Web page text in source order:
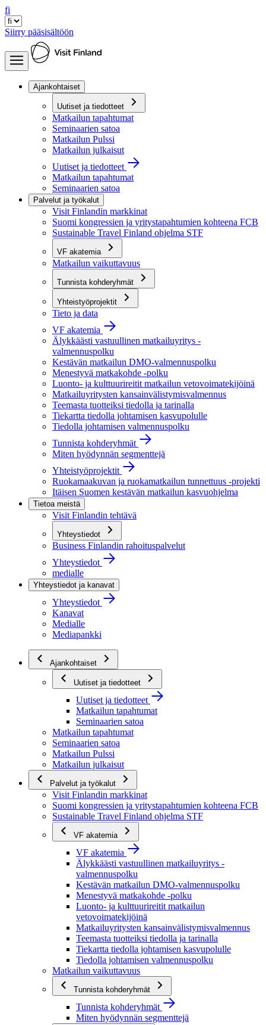
fi
Siirry pääsisältöön
Ajankohtaiset
Uutiset ja tiedotteet
Matkailun tapahtumat
Seminaarien satoa
Matkailun Pulssi
Matkailun julkaisut
Uutiset ja tiedotteet
Matkailun tapahtumat
Seminaarien satoa
Palvelut ja työkalut
Visit Finlandin markkinat
Suomi kongressien ja yritystapahtumien kohteena FCB
Sustainable Travel Finland ohjelma STF
VF akatemia
Matkailun vaikuttavuus
Tunnista kohderyhmät
Yhteistyöprojektit
Tieto ja data
VF akatemia
Älykkäästi vastuullinen matkailuyritys -
valmennuspolku
Kestävän matkailun DMO-valmennuspolku
Menestyvä matkakohde -polku
Luonto- ja kulttuurireitit matkailun vetovoimatekijöinä
Matkailuyritysten kansainvälistymisvalmennus
Teemasta tuotteiksi tiedolla ja tarinalla
Tiekartta tiedolla johtamisen kasvupolulle
Tiedolla johtamisen valmennuspolku
Tunnista kohderyhmät
Miten hyödynnän segmenttejä
Yhteistyöprojektit
Ruokamaakuvan ja ruokamatkailun tunnettuus -projekti
Itäisen Suomen kestävän matkailun kasvuohjelma
Tietoa meistä
Visit Finlandin tehtävä
Yhteystiedot
Business Finlandin rahoituspalvelut
Yhteystiedot
medialle
Yhteystiedot ja kanavat
Yhteystiedot
Kanavat
Medialle
Mediapankki
Ajankohtaiset
Uutiset ja tiedotteet
Uutiset ja tiedotteet
Matkailun tapahtumat
Seminaarien satoa
Matkailun tapahtumat
Seminaarien satoa
Matkailun Pulssi
Matkailun julkaisut
Palvelut ja työkalut
Visit Finlandin markkinat
Suomi kongressien ja yritystapahtumien kohteena FCB
Sustainable Travel Finland ohjelma STF
VF akatemia
VF akatemia
Älykkäästi vastuullinen matkailuyritys -
valmennuspolku
Kestävän matkailun DMO-valmennuspolku
Menestyvä matkakohde -polku
Luonto- ja kulttuurireitit matkailun
vetovoimatekijöinä
Matkailuyritysten kansainvälistymisvalmennus
Teemasta tuotteiksi tiedolla ja tarinalla
Tiekartta tiedolla johtamisen kasvupolulle
Tiedolla johtamisen valmennuspolku
Matkailun vaikuttavuus
Tunnista kohderyhmät
Tunnista kohderyhmät
Miten hyödynnän segmenttejä